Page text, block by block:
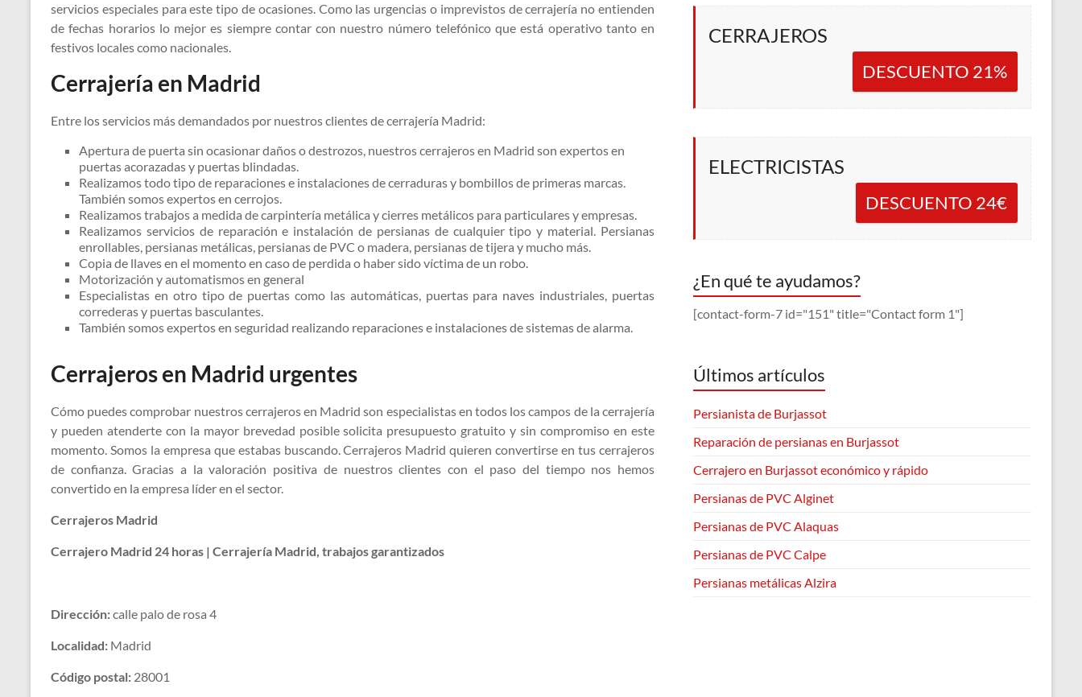
servicios especiales para este tipo de ocasiones. Como las urgencias o imprevistos de cerrajería no entienden
de fechas horarios lo mejor es siempre contar con nuestro número telefónico que está operativo tanto en
festivos locales como nacionales.
Cerrajería en Madrid
Entre los servicios más demandados por nuestros clientes de cerrajería Madrid:
Apertura de puerta sin ocasionar daños o destrozos, nuestros cerrajeros en Madrid son expertos en
puertas acorazadas y puertas blindadas.
Realizamos todo tipo de reparaciones e instalaciones de cerraduras y bombillos de primeras marcas.
También somos expertos en cerrojos.
Realizamos trabajos a medida de carpintería metálica y cierres metálicos para particulares y empresas.
Realizamos servicios de reparación e instalación de persianas de cualquier tipo y material. Persianas
enrollables, persianas metálicas, persianas de PVC o madera, persianas de tijera y mucho más.
Copia de llaves en el momento en caso de perdida o haber sido víctima de un robo.
Motorización y automatismos en general
Especialistas en otro tipo de puertas como las automáticas, puertas para naves industriales, puertas
correderas y puertas basculantes.
También somos expertos en seguridad realizando reparaciones e instalaciones de sistemas de alarma.
Cerrajeros en Madrid urgentes
Cómo puedes comprobar nuestros cerrajeros en Madrid son especialistas en todos los campos de la cerrajería
y pueden atenderte con la mayor brevedad posible solicita presupuesto gratuito y sin compromiso en este
momento. Somos la empresa que estabas buscando. Cerrajeros Madrid quieren convertirse en tus cerrajeros
de confianza. Gracias a la valoración positiva de nuestros clientes con el paso del tiempo nos hemos
convertido en la empresa líder en el sector.
Cerrajeros Madrid
Cerrajero Madrid 24 horas | Cerrajería Madrid, trabajos garantizados
Dirección:calle palo de rosa 4
Localidad: Madrid
Código postal: 28001
CERRAJEROS
DESCUENTO 21%
ELECTRICISTAS
DESCUENTO 24€
¿En qué te ayudamos?
[contact-form-7 id="151" title="Contact form 1"]
Últimos artículos
Persianista de Burjassot
Reparación de persianas en Burjassot
Cerrajero en Burjassot económico y rápido
Persianas de PVC Alginet
Persianas de PVC Alaquas
Persianas de PVC Calpe
Persianas metálicas Alzira